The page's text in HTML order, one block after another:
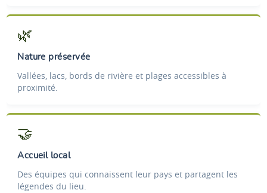
🌿
Nature préservée
Vallées, lacs, bords de rivière et plages accessibles à
proximité.
🤝
Accueil local
Des équipes qui connaissent leur pays et partagent les
légendes du lieu.